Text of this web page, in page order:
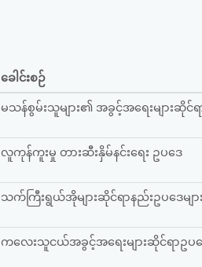
ခေါင်းစဉ်
မသန်စွမ်းသူများ၏ အခွင့်အရေးများဆိုင်
လူကုန်ကူးမှု တားဆီးနှိမ်နင်းရေး ဥပဒေ
သက်ကြီးရွယ်အိုများဆိုင်ရာနည်းဥပဒေမျာ
ကလေးသူငယ်အခွင့်အရေးများဆိုင်ရာဥပဒ